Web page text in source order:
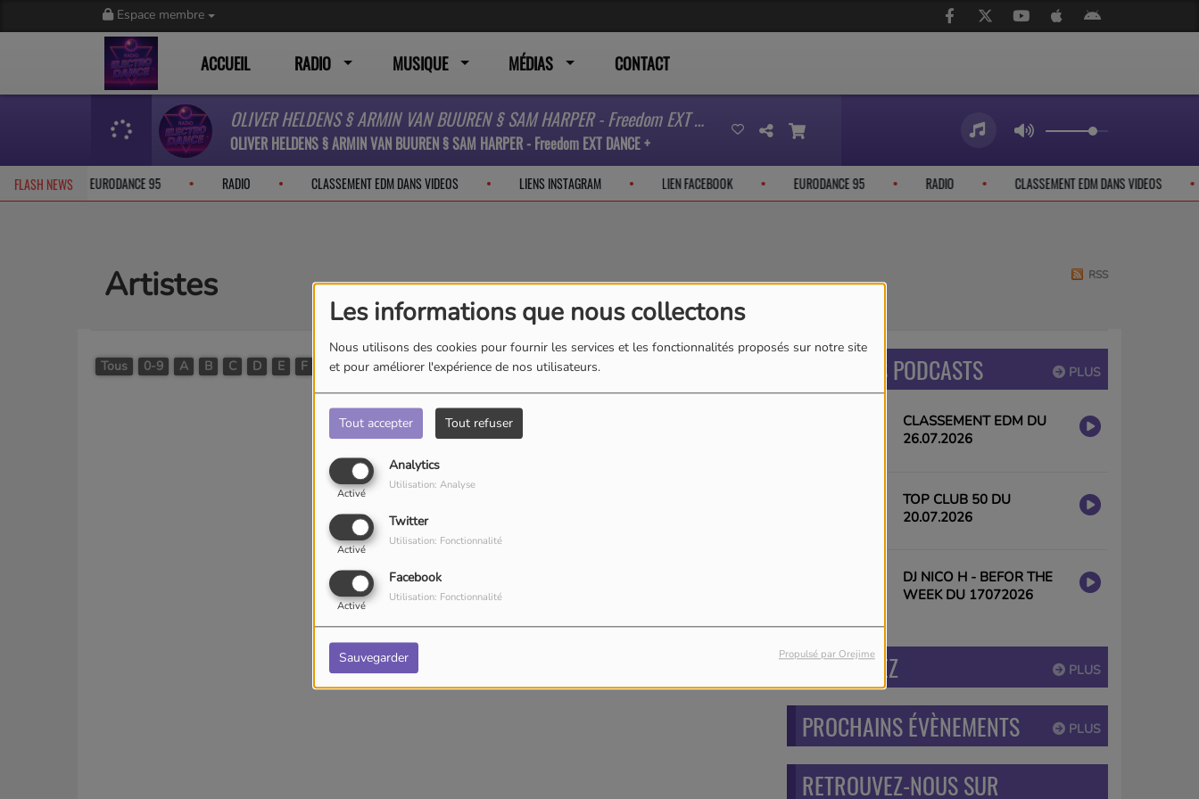
Les informations que nous collectons
Nous utilisons des cookies pour fournir les services et les fonctionnalités proposés sur notre site
et pour améliorer l'expérience de nos utilisateurs.
Tout accepter Tout refuser
Analytics
Activé
Utilisation: Analyse
Twitter
Activé
Utilisation: Fonctionnalité
Facebook
Activé
Utilisation: Fonctionnalité
Sauvegarder Propulsé par Orejime
Espace membre
ACCUEIL RADIO MUSIQUE MÉDIAS CONTACT
OLIVER HELDENS § ARMIN VAN BUUREN § SAM HARPER - Freedom EXT DANCE +
OLIVER HELDENS § ARMIN VAN BUUREN § SAM HARPER - Freedom EXT DANCE +
FLASH NEWS EURODANCE 95 RADIO CLASSEMENT EDM DANS VIDEOS LIENS INSTAGRAM LIEN FACEBOOK EURODANCE 95 RADIO CLASSEMENT EDM DANS VIDEOS
Artistes RSS
Tous 0-9 A B C D E F G H I J K L M N O P Q R PLUS
DERNIERS PODCASTS
CLASSEMENT EDM DU
26.07.2026
TOP CLUB 50 DU
20.07.2026
DJ NICO H - BEFOR THE
WEEK DU 17072026
PLUS
PARTICIPEZ
PLUS
PROCHAINS ÉVÈNEMENTS
RETROUVEZ-NOUS SUR